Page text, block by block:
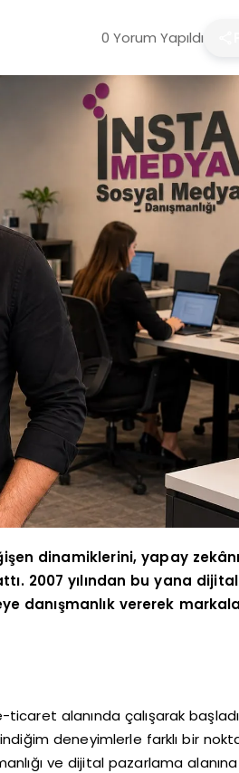
0 Yorum Yapıldı
dinamiklerini, yapay
2007 yılından bu yana dijital
danışmanlık vererek
ticaret alanında çalışarak
deneyimlerle farklı bir
ve dijital pazarlama alanına